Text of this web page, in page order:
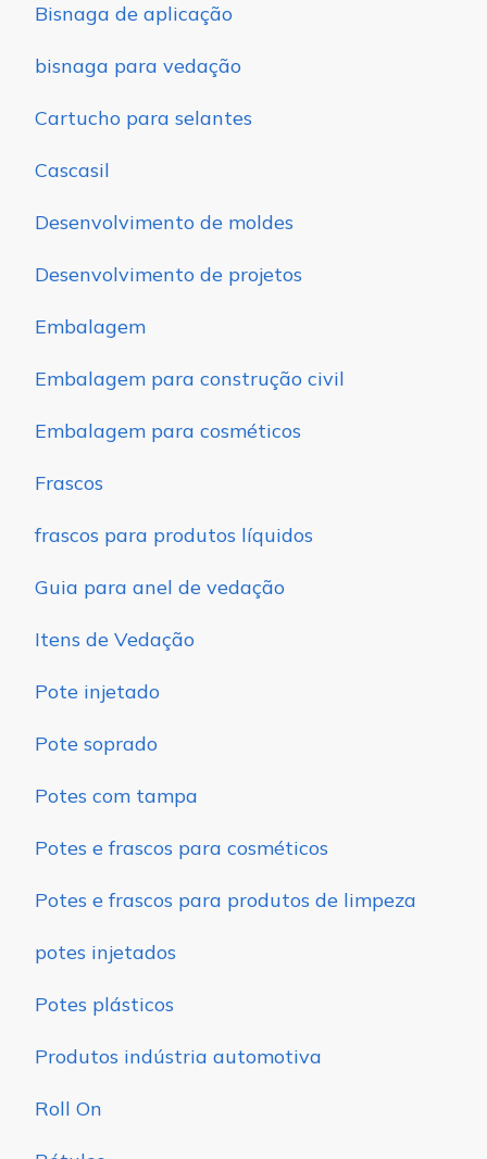
Bisnaga de aplicação
bisnaga para vedação
Cartucho para selantes
Cascasil
Desenvolvimento de moldes
Desenvolvimento de projetos
Embalagem
Embalagem para construção civil
Embalagem para cosméticos
Frascos
frascos para produtos líquidos
Guia para anel de vedação
Itens de Vedação
Pote injetado
Pote soprado
Potes com tampa
Potes e frascos para cosméticos
Potes e frascos para produtos de limpeza
potes injetados
Potes plásticos
Produtos indústria automotiva
Roll On